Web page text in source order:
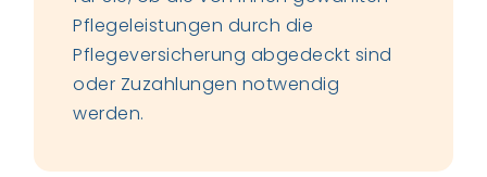
Pflegeleistungen durch die
Pflegeversicherung abgedeckt sind
oder Zuzahlungen notwendig
werden.